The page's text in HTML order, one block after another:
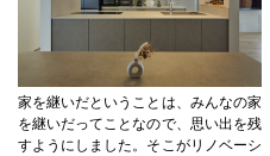
家を継いだということは、みんなの家
を継いだってことなので、思い出を残
すようにしました。そこがリノベーシ